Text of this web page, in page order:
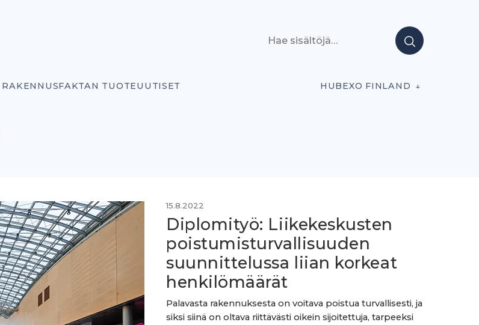
RAKENNUSFAKTAN TUOTEUUTISET HUBEXO FINLAND
15.8.2022
Diplomityö: Liikekeskusten
poistumisturvallisuuden
suunnittelussa liian korkeat
henkilömäärät
Palavasta rakennuksesta on voitava poistua turvallisesti, ja
siksi siinä on oltava riittävästi oikein sijoitettuja, tarpeeksi